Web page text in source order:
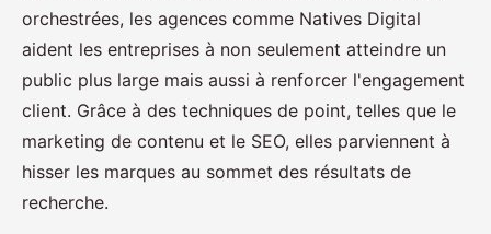
orchestrées, les agences comme Natives Digital
aident les entreprises à non seulement atteindre un
public plus large mais aussi à renforcer l'engagement
client. Grâce à des techniques de point, telles que le
marketing de contenu et le SEO, elles parviennent à
hisser les marques au sommet des résultats de
recherche.